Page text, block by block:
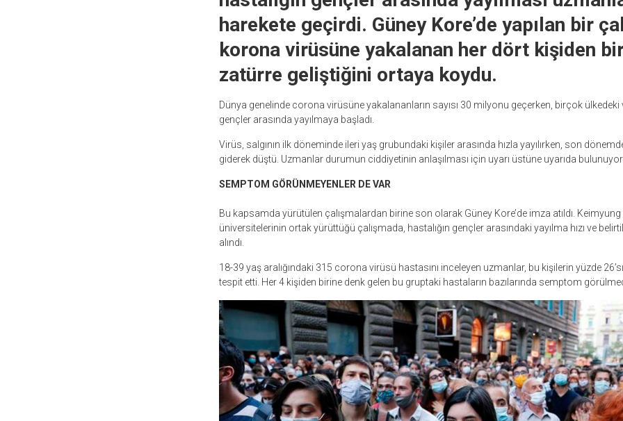
harekete geçirdi. Güney Kore’de yapılan bir
korona virüsüne yakalanan her dört kişiden
zatürre geliştiğini ortaya koydu.
Dünya genelinde corona virüsüne yakalananların sayısı 30 milyonu geçerken, birçok ülkedeki
gençler arasında yayılmaya başladı.
Virüs, salgının ilk döneminde ileri yaş grubundaki kişiler arasında hızla yayılırken, son
giderek düştü. Uzmanlar durumun ciddiyetinin anlaşılması için uyarı üstüne uyarıda bulunuyor.
SEMPTOM GÖRÜNMEYENLER DE VAR
Bu kapsamda yürütülen çalışmalardan birine son olarak Güney Kore’de imza atıldı.
üniversitelerinin ortak yürüttüğü çalışmada, hastalığın gençler arasındaki yayılma hızı ve
alındı.
18-39 yaş aralığındaki 315 corona virüsü hastasını inceleyen uzmanlar, bu kişilerin yüzde
tespit etti. Her 4 kişiden birine denk gelen bu gruptaki hastaların bazılarında semptom